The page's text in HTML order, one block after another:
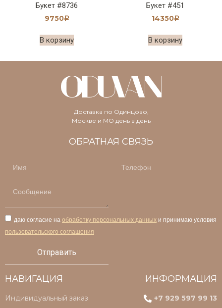
Букет #8736
9750Р
В корзину
Букет #451
14350Р
В корзину
Доставка по Одинцово,
Москве и МО день в день
ОБРАТНАЯ СВЯЗЬ
даю согласие наобработку персональных данных и принимаю условия
пользовательского соглашения
Отправить
НАВИГАЦИЯ
Индивидуальный заказ
ИНФОРМАЦИЯ
+7 929 597 99 13